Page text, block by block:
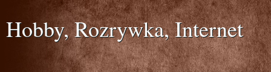
Hobby, Rozrywka, Internet